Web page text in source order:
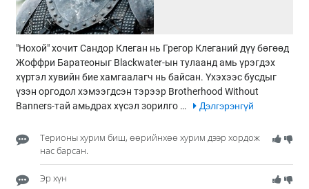
"Нохой" хочит Сандор Клеган нь Грегор Клеганий дүү бөгөөд
Жоффри Баратеоныг Blackwater-ын тулаанд амь үрэгдэх
хүртэл хувийн бие хамгаалагч нь байсан. Үхэхээс бусдыг
үзэн оргодол хэмээгдсэн тэрээр Brotherhood Without
Banners-тай амьдрах хүсэл зорилго …
Дэлгэрэнгүй
Терионы хурим биш, өөрийнхөө хурим дээр хордож
нас барсан.
Эр хүн